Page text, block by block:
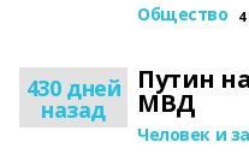
Общество
430 дней
назад
Путин
МВД
Человек и